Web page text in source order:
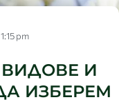
1:15 pm
И
ИЗБЕРЕМ